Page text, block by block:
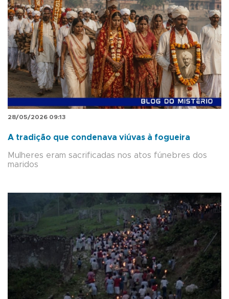
28/05/2026 09:13
A tradição que condenava viúvas à fogueira
Mulheres eram sacrificadas nos atos fúnebres dos
maridos